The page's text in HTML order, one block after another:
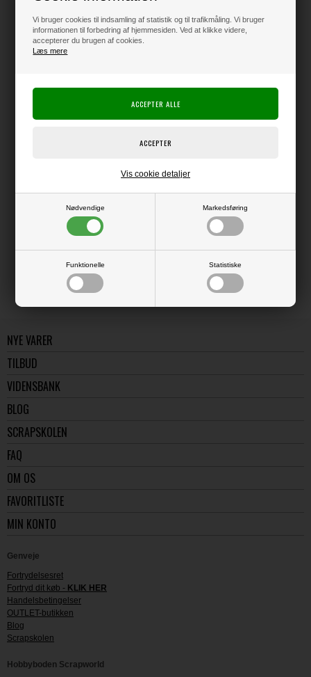
Vi bruger cookies til indsamling af statistik og til trafikmåling. Vi bruger
informationen til forbedring af hjemmesiden. Ved at klikke videre,
accepterer du brugen af cookies.
Læs mere
Nødvendige Markedsføring
Funktionelle Statistiske
Vis cookie detaljer
Varen er på lager
LÆS OG BLIV INSPIRERET
NYE VARER
TILBUD
VIDENSBANK
BLOG
SCRAPSKOLEN
FAQ
OM OS
FAVORITLISTE
MIN KONTO
Genveje
Fortrydelsesret
Fortryd dit køb - KLIK HER
Handelsbetingelser
OUTLET-butikken
Blog
Scrapskolen
Hobbyboden Scrapworld